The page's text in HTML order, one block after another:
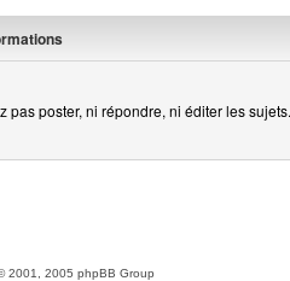
pas poster, ni répondre, ni éditer les sujets.
2001, 2005 phpBB Group